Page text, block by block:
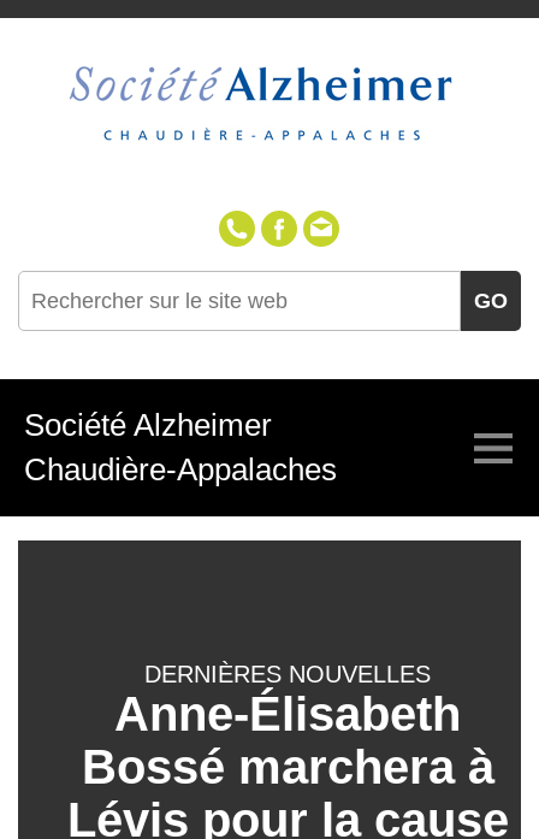
418-387-1230 (sans frais 1-888-
GO
Société Alzheimer
Chaudière-Appalaches
DERNIÈRES NOUVELLES
Anne-Élisabeth
Bossé marchera à
Lévis pour la cause